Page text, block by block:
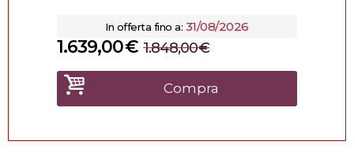
In offerta fino a: 31/08/2026
€
1.639,00 €
1.848,00
Compra